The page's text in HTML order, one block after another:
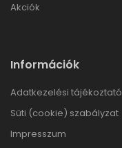
Akciók
Információk
Adatkezelési tájékoztató
Süti (cookie) szabályzat
Impresszum